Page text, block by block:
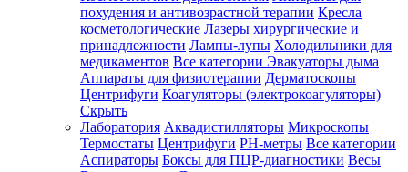
похудения и антивозрастной терапии Кресла
косметологические Лазеры хирургические и
принадлежности Лампы-лупы Холодильники для
медикаментов Все категории Эвакуаторы дыма
Аппараты для физиотерапии Дерматоскопы
Центрифуги Коагуляторы (электрокоагуляторы)
Скрыть
Лаборатория Аквадистилляторы Микроскопы
Термостаты Центрифуги PH-метры Все категории
Аспираторы Боксы для ПЦР-диагностики Весы